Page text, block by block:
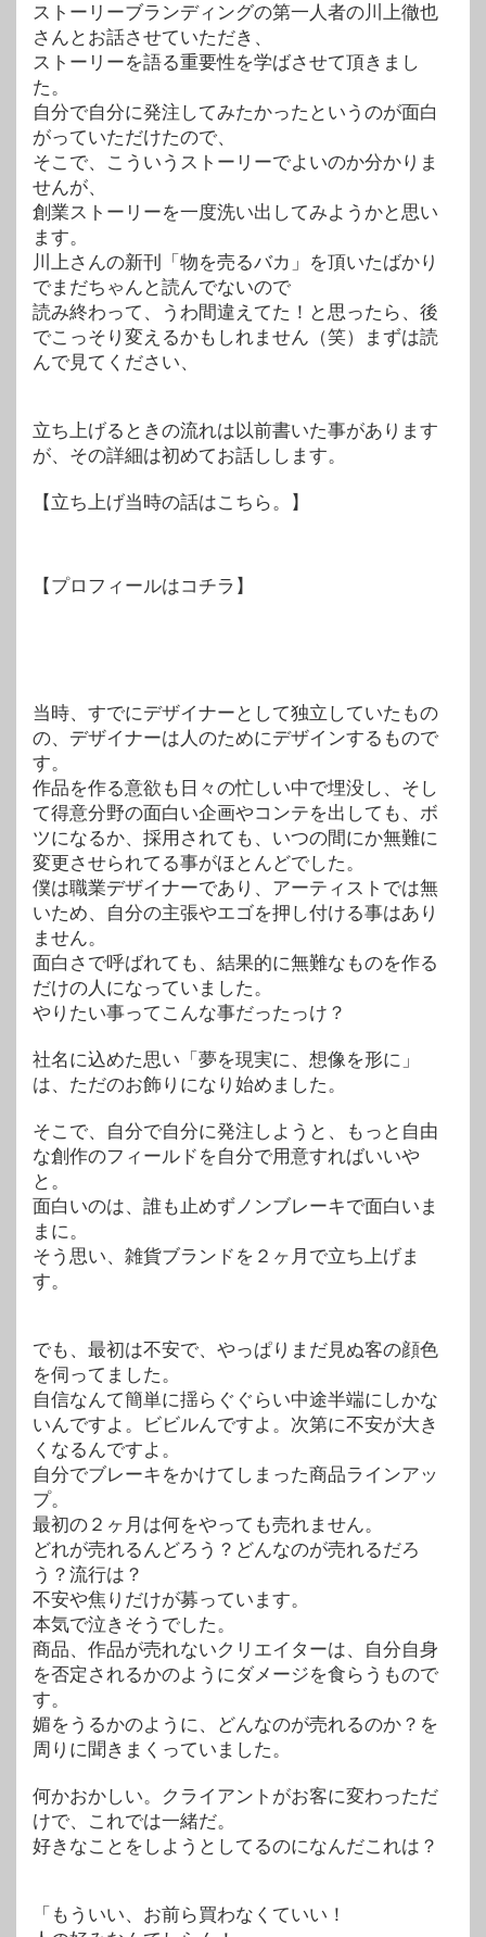
ストーリーブランディングの第一人者の川上徹也
さんとお話させていただき、
ストーリーを語る重要性を学ばさせて頂きまし
た。
自分で自分に発注してみたかったというのが面白
がっていただけたので、
そこで、こういうストーリーでよいのか分かりま
せんが、
創業ストーリーを一度洗い出してみようかと思い
ます。
川上さんの新刊「物を売るバカ」を頂いたばかり
でまだちゃんと読んでないので
読み終わって、うわ間違えてた！と思ったら、後
でこっそり変えるかもしれません（笑）まずは読
んで見てください、
立ち上げるときの流れは以前書いた事があります
が、その詳細は初めてお話しします。
【立ち上げ当時の話はこちら。】
【プロフィールはコチラ】
当時、すでにデザイナーとして独立していたもの
の、デザイナーは人のためにデザインするもので
す。
作品を作る意欲も日々の忙しい中で埋没し、そし
て得意分野の面白い企画やコンテを出しても、ボ
ツになるか、採用されても、いつの間にか無難に
変更させられてる事がほとんどでした。
僕は職業デザイナーであり、アーティストでは無
いため、自分の主張やエゴを押し付ける事はあり
ません。
面白さで呼ばれても、結果的に無難なものを作る
だけの人になっていました。
やりたい事ってこんな事だったっけ？
社名に込めた思い「夢を現実に、想像を形に」
は、ただのお飾りになり始めました。
そこで、自分で自分に発注しようと、もっと自由
な創作のフィールドを自分で用意すればいいや
と。
面白いのは、誰も止めずノンブレーキで面白いま
まに。
そう思い、雑貨ブランドを２ヶ月で立ち上げま
す。
でも、最初は不安で、やっぱりまだ見ぬ客の顔色
を伺ってました。
自信なんて簡単に揺らぐぐらい中途半端にしかな
いんですよ。ビビルんですよ。次第に不安が大き
くなるんですよ。
自分でブレーキをかけてしまった商品ラインアッ
プ。
最初の２ヶ月は何をやっても売れません。
どれが売れるんどろう？どんなのが売れるだろ
う？流行は？
不安や焦りだけが募っています。
本気で泣きそうでした。
商品、作品が売れないクリエイターは、自分自身
を否定されるかのようにダメージを食らうもので
す。
媚をうるかのように、どんなのが売れるのか？を
周りに聞きまくっていました。
何かおかしい。クライアントがお客に変わっただ
けで、これでは一緒だ。
好きなことをしようとしてるのになんだこれは？
「もういい、お前ら買わなくていい！